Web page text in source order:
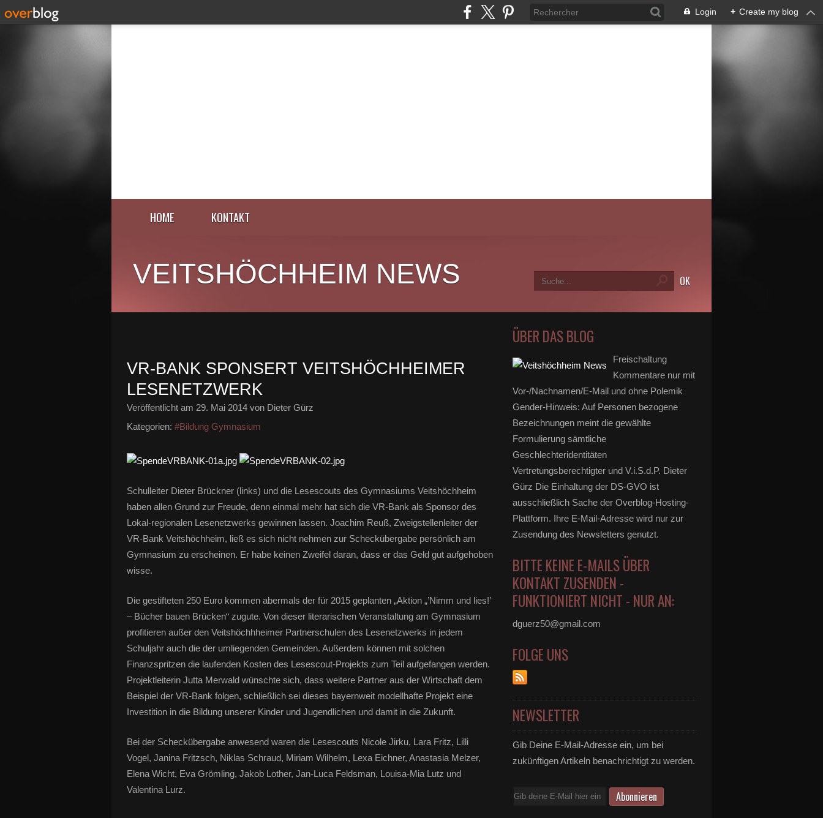
Login + Create my blog
HOME KONTAKT
VEITSHÖCHHEIM NEWS
VR-BANK SPONSERT VEITSHÖCHHEIMER
LESENETZWERK
Veröffentlicht am 29. Mai 2014 von Dieter Gürz
Kategorien: #Bildung Gymnasium
Schulleiter Dieter Brückner (links) und die Lesescouts des Gymnasiums Veitshöchheim
haben allen Grund zur Freude, denn einmal mehr hat sich die VR-Bank als Sponsor des
Lokal-regionalen Lesenetzwerks gewinnen lassen. Joachim Reuß, Zweigstellenleiter der
VR-Bank Veitshöchheim, ließ es sich nicht nehmen zur Scheckübergabe persönlich am
Gymnasium zu erscheinen. Er habe keinen Zweifel daran, dass er das Geld gut aufgehoben
wisse.
Die gestifteten 250 Euro kommen abermals der für 2015 geplanten „Aktion „’Nimm und lies!’
– Bücher bauen Brücken“ zugute. Von dieser literarischen Veranstaltung am Gymnasium
profitieren außer den Veitshöchhheimer Partnerschulen des Lesenetzwerks in jedem
Schuljahr auch die der umliegenden Gemeinden. Außerdem können mit solchen
Finanzspritzen die laufenden Kosten des Lesescout-Projekts zum Teil aufgefangen werden.
Projektleiterin Jutta Merwald wünschte sich, dass weitere Partner aus der Wirtschaft dem
Beispiel der VR-Bank folgen, schließlich sei dieses bayernweit modellhafte Projekt eine
Investition in die Bildung unserer Kinder und Jugendlichen und damit in die Zukunft.
Bei der Scheckübergabe anwesend waren die Lesescouts Nicole Jirku, Lara Fritz, Lilli
Vogel, Janina Fritzsch, Niklas Schraud, Miriam Wilhelm, Lexa Eichner, Anastasia Melzer,
Elena Wicht, Eva Grömling, Jakob Lother, Jan-Luca Feldsman, Louisa-Mia Lutz und
Valentina Lurz.
ÜBER DAS BLOG
Freischaltung
Kommentare nur mit
Vor-/Nachnamen/E-Mail und ohne Polemik
Gender-Hinweis: Auf Personen bezogene
Bezeichnungen meint die gewählte
Formulierung sämtliche
Geschlechteridentitäten
Vertretungsberechtigter und V.i.S.d.P. Dieter
Gürz Die Einhaltung der DS-GVO ist
ausschließlich Sache der Overblog-Hosting-
Plattform. Ihre E-Mail-Adresse wird nur zur
Zusendung des Newsletters genutzt.
BITTE KEINE E-MAILS ÜBER
KONTAKT ZUSENDEN -
FUNKTIONIERT NICHT - NUR AN:
dguerz50@gmail.com
FOLGE UNS
NEWSLETTER
Gib Deine E-Mail-Adresse ein, um bei
zukünftigen Artikeln benachrichtigt zu werden.
E-